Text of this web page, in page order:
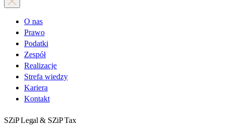
O nas
Prawo
Podatki
Zespół
Realizacje
Strefa wiedzy
Kariera
Kontakt
SZiP Legal & SZiP Tax